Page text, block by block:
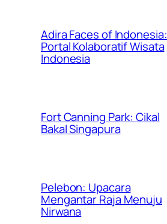
Adira Faces of Indonesia:
Portal Kolaboratif Wisata
Indonesia
Fort Canning Park: Cikal
Bakal Singapura
Pelebon: Upacara
Mengantar Raja Menuju
Nirwana